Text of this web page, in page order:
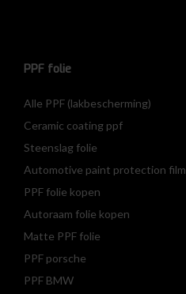
PPF folie
Alle PPF (lakbescherming)
Ceramic coating ppf
Steenslag folie
Automotive paint protection film
PPF folie kopen
Autoraam folie kopen
Matte PPF folie
PPF porsche
PPF BMW